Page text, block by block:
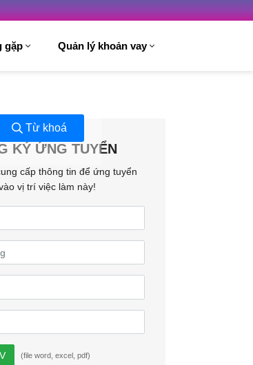
gặp Quản lý khoản vay
Từ khoá
KÝ ỨNG TUYỂN
cấp thông tin để ứng tuyển
vị trí việc làm này!
(file word, excel, pdf)